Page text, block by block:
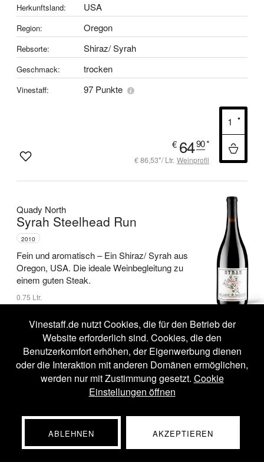
Herkunftsland: USA
Region: Oregon
Rebsorte: Shiraz/ Syrah
Geschmack: trocken
Vinestaff: 97 Punkte
€ 6490*
€ 86,53*/ Ltr. Weinprofil
Quady North
Syrah Steelhead Run
2010
Fein und aromatisch –Ein Shiraz/ Syrah aus
Oregon, USA. Die ideale Weinbegleitung zu
einem guten Steak.
0.75 Ltr.
Herkunftsland: USA
Oregon
Rebsorte: Shiraz/ Syrah
Geschmack: trocken
Vinestaff.de nutzt Cookies, die für den Betrieb der
Website erforderlich sind. Cookies, die den
Benutzerkomfort erhöhen, der Eigenwerbung dienen
oder die Interaktion mit anderen Domänen ermöglichen,
werden nur mit Zustimmung gesetzt. Cookie
Einstellungen öffnen
ABLEHNEN AKZEPTIEREN